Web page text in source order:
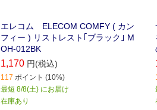
エレコム ELECOM COMFY ( カン
フィー ) リストレスト｢ブラック｣ M
OH-012BK
1,170 円(税込)
117 ポイント (10%)
最短 8/8(土) にお届け
在庫あり